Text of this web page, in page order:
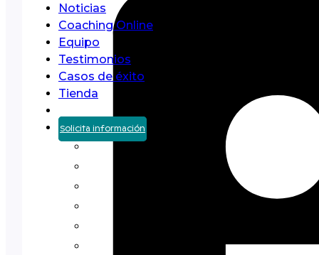
Noticias
Coaching Online
Equipo
Testimonios
Casos de éxito
Tienda
Solicita información